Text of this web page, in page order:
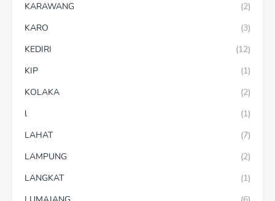
KARAWANG
(2)
KARO
(3)
KEDIRI
(12)
KIP
(1)
KOLAKA
(2)
l
(1)
LAHAT
(7)
LAMPUNG
(2)
LANGKAT
(1)